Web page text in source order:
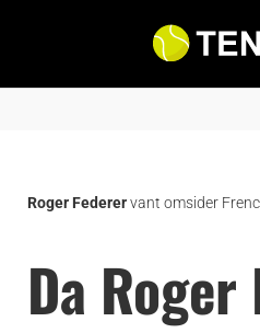
Roger Federervant omsider
Da